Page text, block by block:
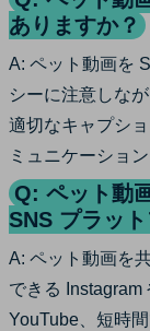
ありますか？
A: ペット動画を
シーに注意しな
適切なキャプシ
ミュニケーショ
Q: ペット動
SNS プラッ
A: ペット動画を
できる Instagram
YouTube、短時